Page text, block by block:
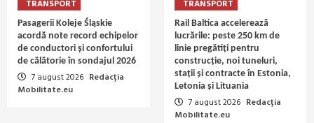
TRANSPORT
Pasagerii Koleje Śląskie
acordă note record echipelor
de conductori și confortului
de călătorie în sondajul 2026
7 august 2026 Redacția
Mobilitate.eu
TRANSPORT
Rail Baltica accelerează
lucrările: peste 250 km de
linie pregătiți pentru
construcție, noi tuneluri,
stații și contracte în Estonia,
Letonia și Lituania
7 august 2026 Redacția
Mobilitate.eu